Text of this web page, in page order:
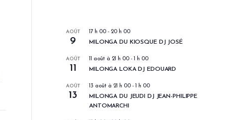
AOÛT
9
17 h 00 - 20 h 00
MILONGA DU KIOSQUE DJ JOSÉ
AOÛT
11
11 août à 21 h 00 - 1 h 00
MILONGA LOKA DJ EDOUARD
AOÛT
13
13 août à 21 h 00 - 1 h 00
MILONGA DU JEUDI DJ JEAN-PHILIPPE
ANTOMARCHI